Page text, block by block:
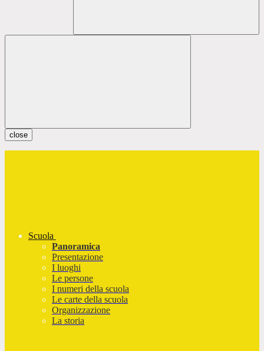
close
Scuola
Panoramica
Presentazione
I luoghi
Le persone
I numeri della scuola
Le carte della scuola
Organizzazione
La storia